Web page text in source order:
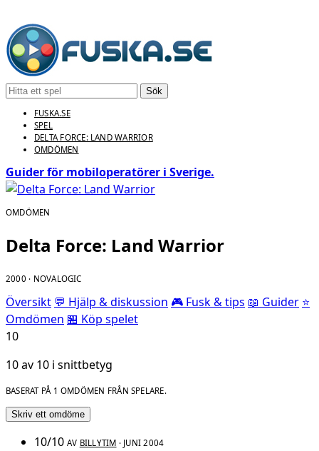
Sök
FUSKA.SE
SPEL
DELTA FORCE: LAND WARRIOR
OMDÖMEN
Guider för mobiloperatörer i Sverige.
OMDÖMEN
Delta Force: Land Warrior
2000 · NOVALOGIC
Översikt 💬 Hjälp & diskussion 🎮 Fusk & tips 📖 Guider ⭐
Omdömen 🏪 Köp spelet
10
10 av 10 i snittbetyg
BASERAT PÅ 1 OMDÖMEN FRÅN SPELARE.
Skriv ett omdöme
10/10 AV BILLYTIM · JUNI 2004